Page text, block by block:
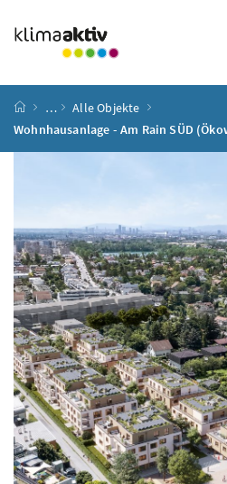
Startseite
…
Alle Objekte
Wohnhausanlage - Am Rain SÜD